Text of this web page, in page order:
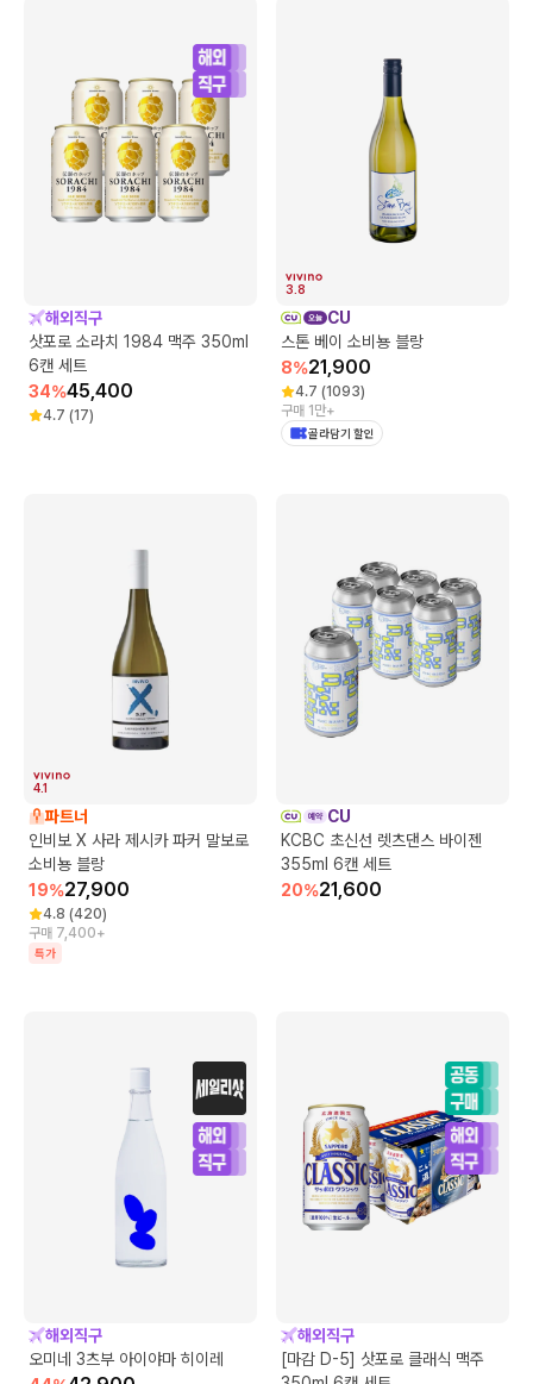
해외직구
삿포로 소라치 1984 맥주 350ml
6캔 세트
34%45,400
4.7 (17)
3.8
CU
스톤 베이 소비뇽 블랑
8%21,900
4.7 (1093)
구매 1만+
골라담기 할인
4.1
파트너
인비보 X 사라 제시카 파커 말보로
소비뇽 블랑
19%27,900
4.8 (420)
구매 7,400+
특가
CU
KCBC 초신선 렛츠댄스 바이젠
355ml 6캔 세트
20%21,600
해외직구
오미네 3츠부 아이야마 히이레
해외직구
[마감 D-5] 삿포로 클래식 맥주